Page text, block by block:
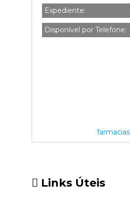
Expediente:
Disponível por Telefone:
Links Úteis